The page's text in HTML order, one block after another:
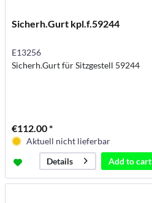
Sicherh.Gurt kpl.f.59244
E13256
Sicherh.Gurt für Sitzgestell 59244
€112.00 *
Aktuell nicht lieferbar
Details
Add tocart